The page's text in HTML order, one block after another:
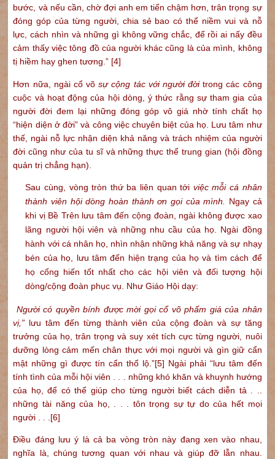
bước, và nếu cần, chờ đợi anh em tiến chậm hơn, trân trọng sự
đóng góp của từng người, chia sẻ bao có thể niềm vui và nỗ
lực, cách nhìn và những gì không vững chắc, để rồi ai nấy đều
cảm thấy việc tông đồ của người khác cũng là của mình, không
tị hiềm hay ghen tương.” [4]
Hơn nữa, ngài cổ võsự cộng tác với người đờitrong các công
cuộc và hoạt động của hội dòng, ý thức rằng sự tham gia của
người đời đem lại những đóng góp vô giá nhờ tính chất họ
“hiện diện ở đời” và công việc chuyên biệt của họ. Lưu tâm như
thế, ngài nỗ lực nhận diện khả năng và trách nhiệm của người
đời cũng như của tu sĩ và những thực thể trung gian (hội đồng
quản trị chẳng hạn).
Sau cùng, vòng tròn thứ ba liên quan tới việc mỗi cá nhân
thành viên hội dòng hoàn thành ơn gọi của mình. Ngay cả
khi vị Bề Trên lưu tâm đến cộng đoàn, ngài không được xao
lãng người hội viên và những nhu cầu của họ. Ngài đồng
hành với cá nhân họ, nhìn nhận những khả năng và sự nhạy
bén của họ, lưu tâm đến hiện trạng của họ và tìm cách để
họ cống hiến tốt nhất cho các hội viên và đối tượng hội
dòng/cộng đoàn phục vụ. Như Giáo Hội dạy:
Người có quyền bính được mời gọi cổ võ phẩm giá của nhân
vị,” lưu tâm đến từng thành viên của cộng đoàn và sự tăng
trưởng của họ, trân trọng và suy xét tích cực từng người, nuôi
dưỡng lòng cảm mến chân thực với mọi người và gìn giữ cẩn
mật những gì được tín cẩn thổ lộ.”[5] Ngài phải “lưu tâm đến
tính tình của mỗi hội viên . . . những khó khăn và khuynh hướng
của họ, để có thể giúp cho từng người biết cách diễn tả . ..
những tài năng của họ, . . . tôn trọng sự tự do của hết mọi
người . . . [6]
Điều đáng lưu ý là cả ba vòng tròn này đang xen vào nhau,
nghĩa là, chúng tương quan với nhau và giúp đỡ lẫn nhau.